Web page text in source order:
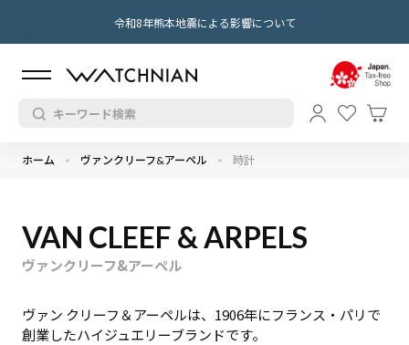
令和8年熊本地震による影響について
ホーム ヴァンクリーフ&アーペル 時計
VAN CLEEF & ARPELS
ヴァンクリーフ&アーペル
ヴァン クリーフ＆アーペルは、1906年にフランス・パリで
創業したハイジュエリーブランドです。